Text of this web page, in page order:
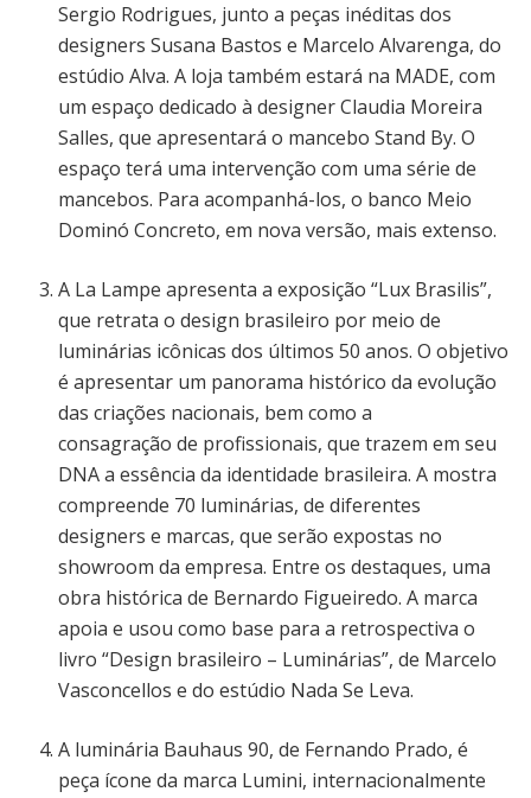
Sergio Rodrigues, junto a peças inéditas dos
designers Susana Bastos e Marcelo Alvarenga, do
estúdio Alva. A loja também estará na MADE, com
um espaço dedicado à designer Claudia Moreira
Salles, que apresentará o mancebo Stand By. O
espaço terá uma intervenção com uma série de
mancebos. Para acompanhá-los, o banco Meio
Dominó Concreto, em nova versão, mais extenso.
A La Lampe apresenta a exposição “Lux Brasilis”,
que retrata o design brasileiro por meio de
luminárias icônicas dos últimos 50 anos. O objetivo
é apresentar um panorama histórico da evolução
das criações nacionais, bem como a
consagração de profissionais, que trazem em seu
DNA a essência da identidade brasileira. A mostra
compreende 70 luminárias, de diferentes
designers e marcas, que serão expostas no
showroom da empresa. Entre os destaques, uma
obra histórica de Bernardo Figueiredo. A marca
apoia e usou como base para a retrospectiva o
livro “Design brasileiro – Luminárias”, de Marcelo
Vasconcellos e do estúdio Nada Se Leva.
A luminária Bauhaus 90, de Fernando Prado, é
peça ícone da marca Lumini, internacionalmente